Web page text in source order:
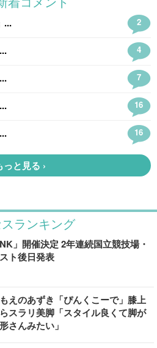
ランキング
」開催決定 2年連続国立競技場・
ト後日発表
えのあずき「ぴんくこーで」膝上
スラリ美脚「スタイル良くて脚が
さんみたい」